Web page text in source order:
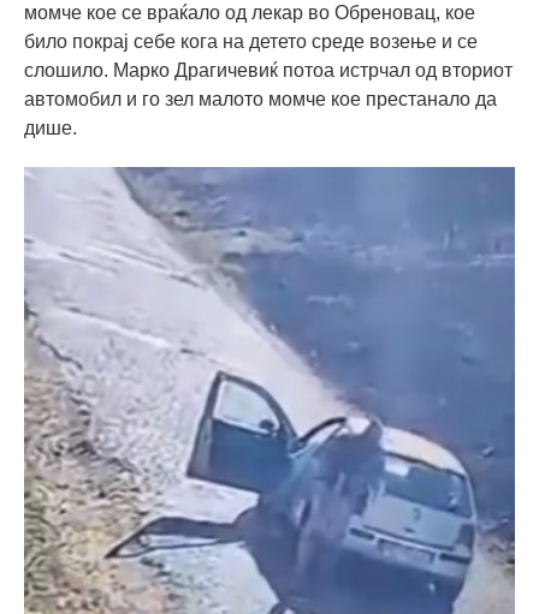
момче кое се враќало од лекар во Обреновац, кое
било покрај себе кога на детето среде возење и се
слошило. Марко Драгичевиќ потоа истрчал од вториот
автомобил и го зел малото момче кое престанало да
дише.